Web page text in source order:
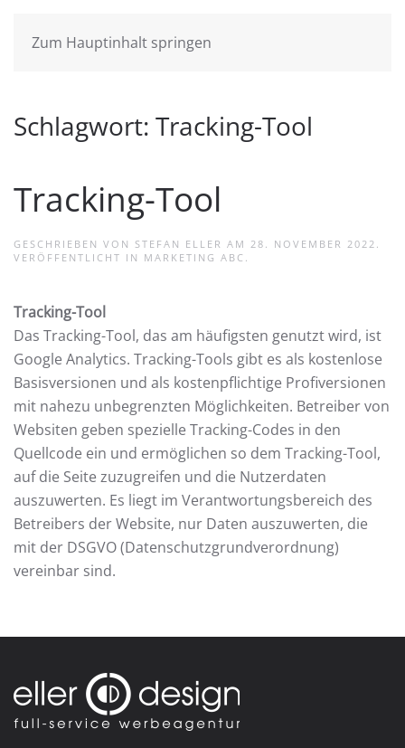
Zum Hauptinhalt springen
Schlagwort: Tracking-Tool
Tracking-Tool
GESCHRIEBEN VON STEFAN ELLER AM 28. NOVEMBER 2022 .
VERÖFFENTLICHT IN MARKETING ABC .
Tracking-Tool
Das Tracking-Tool, das am häufigsten genutzt wird, ist
Google Analytics. Tracking-Tools gibt es als kostenlose
Basisversionen und als kostenpflichtige Profiversionen
mit nahezu unbegrenzten Möglichkeiten. Betreiber von
Websiten geben spezielle Tracking-Codes in den
Quellcode ein und ermöglichen so dem Tracking-Tool,
auf die Seite zuzugreifen und die Nutzerdaten
auszuwerten. Es liegt im Verantwortungsbereich des
Betreibers der Website, nur Daten auszuwerten, die
mit der DSGVO (Datenschutzgrundverordnung)
vereinbar sind.